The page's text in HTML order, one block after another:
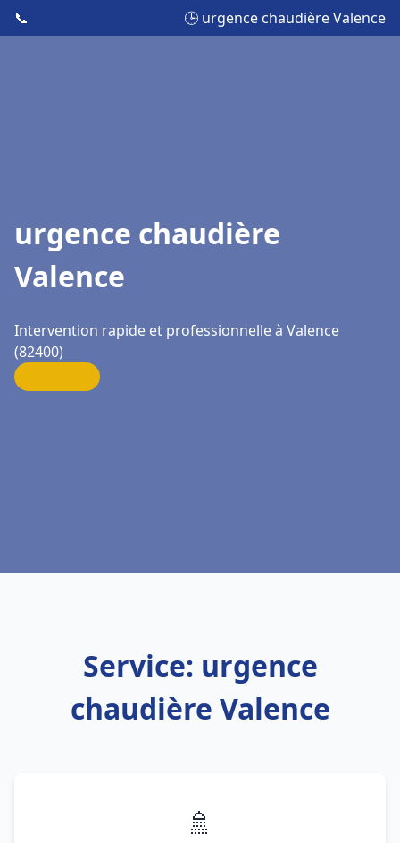
📞 🕒 urgence chaudière Valence
urgence chaudière
Valence
Intervention rapide et professionnelle à Valence
(82400)
Service: urgence
chaudière Valence
🚿